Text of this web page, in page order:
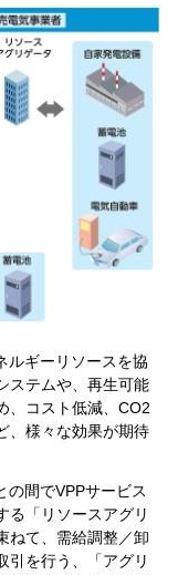
ルギーリソースを協
ステムや、再生可能
、コスト低減、CO2
、様々な効果が期待
の間でVPPサービス
る「リソースアグリ
ねて、需給調整／卸
引を行う、「アグリ